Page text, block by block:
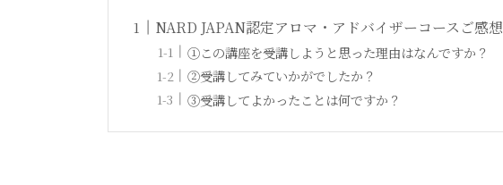
NARD JAPAN認定アロマ・アドバイザーコースご感想
①この講座を受講しようと思った理由はなんですか？
②受講してみていかがでしたか？
③受講してよかったことは何ですか？